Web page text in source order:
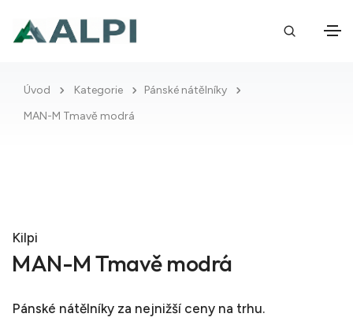
Úvod Kategorie
Pánské nátělníky
MAN-M Tmavě modrá
Kilpi
MAN-M Tmavě modrá
Pánské nátělníky za nejnižší ceny na trhu.